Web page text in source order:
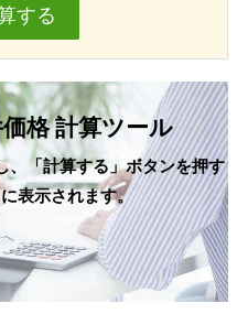
する
格 計算ツール
、「計算する」ボタンを押す
表示されます。